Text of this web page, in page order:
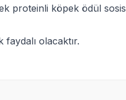
köpek ödül
olacaktır.